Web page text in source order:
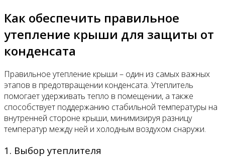
Как обеспечить правильное
утепление крыши для защиты от
конденсата
Правильное утепление крыши – один из самых важных
этапов в предотвращении конденсата. Утеплитель
помогает удерживать тепло в помещении, а также
способствует поддержанию стабильной температуры на
внутренней стороне крыши, минимизируя разницу
температур между ней и холодным воздухом снаружи.
1. Выбор утеплителя